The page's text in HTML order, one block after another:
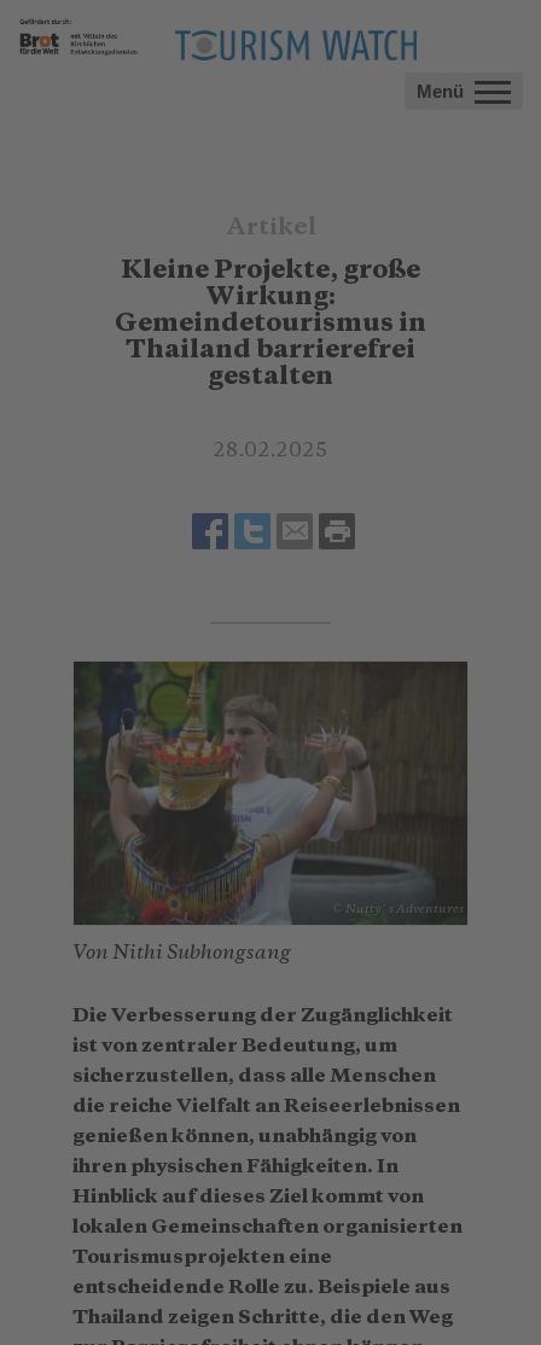
Menü
Artikel
Kleine Projekte, große
Wirkung:
Gemeindetourismus in
Thailand barrierefrei
gestalten
28.02.2025
© Nutty´s Adventures
Von Nithi Subhongsang
Die Verbesserung der Zugänglichkeit
ist von zentraler Bedeutung, um
sicherzustellen, dass alle Menschen
die reiche Vielfalt an Reiseerlebnissen
genießen können, unabhängig von
ihren physischen Fähigkeiten. In
Hinblick auf dieses Ziel kommt von
lokalen Gemeinschaften organisierten
Tourismusprojekten eine
entscheidende Rolle zu. Beispiele aus
Thailand zeigen Schritte, die den Weg